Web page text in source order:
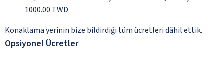
1000.00 TWD
Konaklama yerinin bize bildirdiği tüm ücretleri dâhil ettik.
Opsiyonel Ücretler